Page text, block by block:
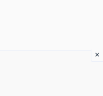
×